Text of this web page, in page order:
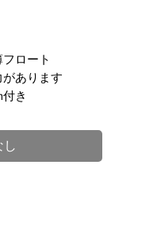
ロート
あります
き
ポケットも付い
し